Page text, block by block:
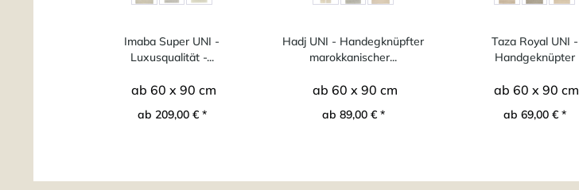
Imaba Super UNI -
Luxusqualität -...
ab 60 x 90 cm
ab 209,00 € *
Hadj UNI - Handegknüpfter
marokkanischer...
ab 60 x 90 cm
ab 89,00 € *
Taza Royal UNI -
Handgeknüpter
ab 60 x 90 cm
ab 69,00 € *